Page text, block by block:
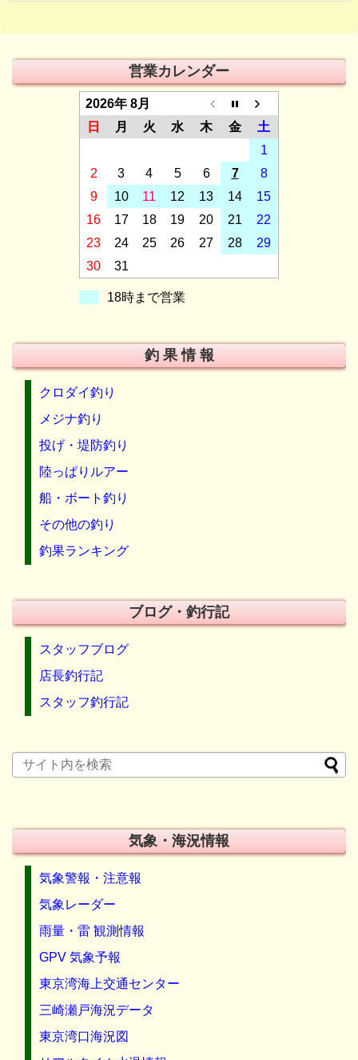
営業カレンダー
2026年 8月
日
月 火 水 木 金
土
1
2
3 4 5 6 7
8
9
10 11 12 13 14
15
16
17 18 19 20 21
22
23
24 25 26 27 28
29
30
31
18時まで営業
釣 果 情 報
クロダイ釣り
メジナ釣り
投げ・堤防釣り
陸っぱりルアー
船・ボート釣り
その他の釣り
釣果ランキング
ブログ・釣行記
スタッフブログ
店長釣行記
スタッフ釣行記
気象・海況情報
気象警報・注意報
気象レーダー
雨量・雷 観測情報
GPV 気象予報
東京湾海上交通センター
三崎瀬戸海況データ
東京湾口海況図